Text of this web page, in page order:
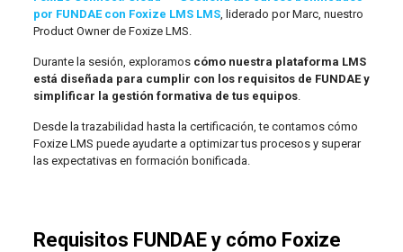
por FUNDAE con Foxize LMS LMS, liderado por Marc, nuestro
Product Owner de Foxize LMS.
Durante la sesión, exploramos cómo nuestra plataforma LMS
está diseñada para cumplir con los requisitos de FUNDAE y
simplificar la gestión formativa de tus equipos.
Desde la trazabilidad hasta la certificación, te contamos cómo
Foxize LMS puede ayudarte a optimizar tus procesos y superar
las expectativas en formación bonificada.
Requisitos FUNDAE y cómo Foxize